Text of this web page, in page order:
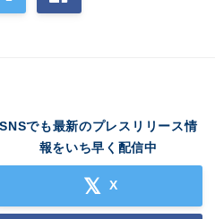
SNSでも最新のプレスリリース情
報をいち早く配信中
X